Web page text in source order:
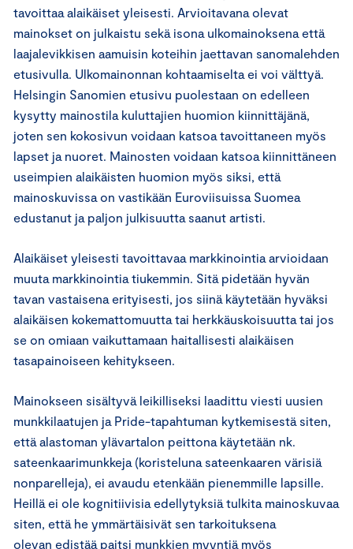
tavoittaa alaikäiset yleisesti. Arvioitavana olevat
mainokset on julkaistu sekä isona ulkomainoksena että
laajalevikkisen aamuisin koteihin jaettavan sanomalehden
etusivulla. Ulkomainonnan kohtaamiselta ei voi välttyä.
Helsingin Sanomien etusivu puolestaan on edelleen
kysytty mainostila kuluttajien huomion kiinnittäjänä,
joten sen kokosivun voidaan katsoa tavoittaneen myös
lapset ja nuoret. Mainosten voidaan katsoa kiinnittäneen
useimpien alaikäisten huomion myös siksi, että
mainoskuvissa on vastikään Euroviisuissa Suomea
edustanut ja paljon julkisuutta saanut artisti.
Alaikäiset yleisesti tavoittavaa markkinointia arvioidaan
muuta markkinointia tiukemmin. Sitä pidetään hyvän
tavan vastaisena erityisesti, jos siinä käytetään hyväksi
alaikäisen kokemattomuutta tai herkkäuskoisuutta tai jos
se on omiaan vaikuttamaan haitallisesti alaikäisen
tasapainoiseen kehitykseen.
Mainokseen sisältyvä leikilliseksi laadittu viesti uusien
munkkilaatujen ja Pride-tapahtuman kytkemisestä siten,
että alastoman ylävartalon peittona käytetään nk.
sateenkaarimunkkeja (koristeluna sateenkaaren värisiä
nonparelleja), ei avaudu etenkään pienemmille lapsille.
Heillä ei ole kognitiivisia edellytyksiä tulkita mainoskuvaa
siten, että he ymmärtäisivät sen tarkoituksena
olevan edistää paitsi munkkien myyntiä myös